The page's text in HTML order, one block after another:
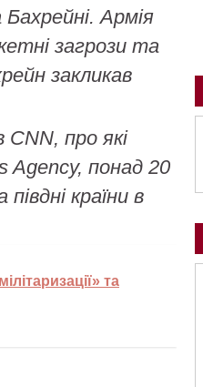
Армія
загрози та
закликав
CNN, про які
Agency, понад 20
країни в
та